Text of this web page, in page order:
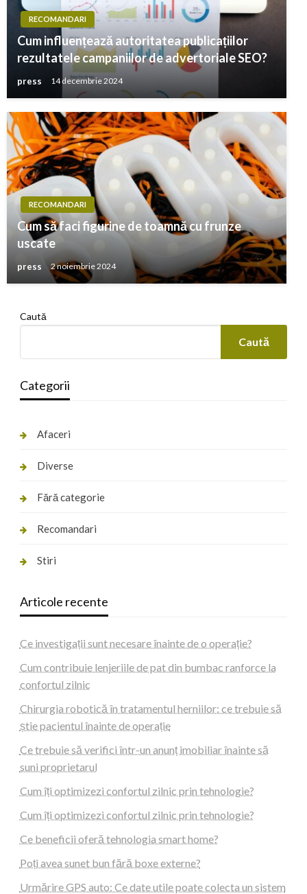
RECOMANDARI
Cum influențează autoritatea publicațiilor
rezultatele campaniilor de advertoriale SEO?
press 14 decembrie 2024
RECOMANDARI
Cum să faci figurine de toamnă cu frunze
uscate
press 2 noiembrie 2024
Caută
Caută
Categorii
Afaceri
Diverse
Fără categorie
Recomandari
Stiri
Articole recente
Ce investigații sunt necesare înainte de o operație?
Cum contribuie lenjeriile de pat din bumbac ranforce la
confortul zilnic
Chirurgia robotică în tratamentul herniilor: ce trebuie să
știe pacientul înainte de operație
Ce trebuie să verifici într-un anunț imobiliar înainte să
suni proprietarul
Cum îți optimizezi confortul zilnic prin tehnologie?
Cum îți optimizezi confortul zilnic prin tehnologie?
Ce beneficii oferă tehnologia smart home?
Poți avea sunet bun fără boxe externe?
Urmărire GPS auto: Ce date utile poate colecta un sistem